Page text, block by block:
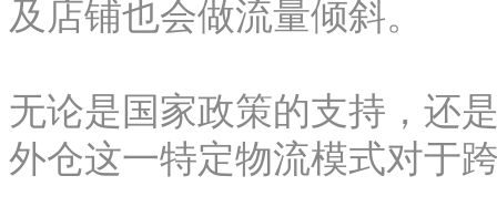
及店铺也会做流量倾斜。
无论是国家政策的支持，还
外仓这一特定物流模式对于